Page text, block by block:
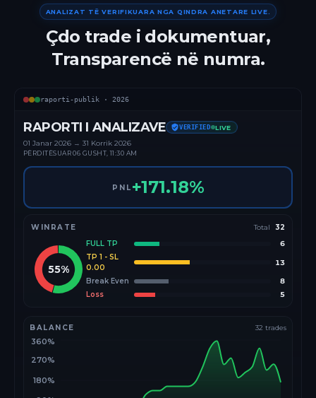
ANALIZAT TË VERIFIKUARA NGA QINDRA ANETARE LIVE.
Çdo trade i dokumentuar,
Transparencë në numra.
raporti-publik · 2026
RAPORTI I ANALIZAVE VERIFIED LIVE
01 Janar 2026 → 31 Korrik 2026
PËRDITËSUAR06 GUSHT, 11:30 AM
PNL +171.18%
WINRATE Total 32
55%
FULL TP
6
TP 1 - SL
0.00
13
Break Even
8
Loss
5
BALANCE 32 trades
180%
270%
360%